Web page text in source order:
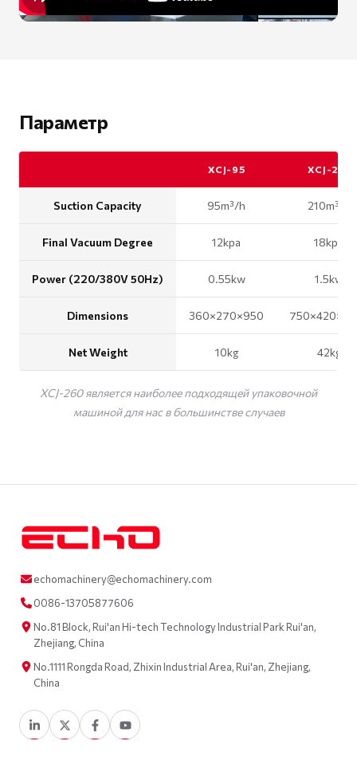
Параметр
XCJ-95 XCJ-210
Suction Capacity 95m³/h 210m³/h
Final Vacuum Degree 12kpa 18kpa
Power (220/380V 50Hz) 0.55kw 1.5kw
Dimensions 360×270×950
Net Weight 10kg 42kg
XCJ-260 является наиболее подходящей упаковочной
машиной для нас в большинстве случаев
echomachinery@echomachinery.com
0086-13705877606
No.81 Block, Rui'an Hi-tech Technology Industrial Park Rui'an,
Zhejiang, China
No.1111 Rongda Road, Zhixin Industrial Area, Rui'an, Zhejiang,
China